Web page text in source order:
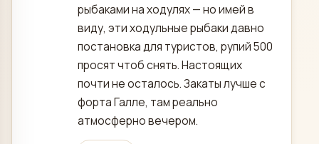
рыбаками на ходулях — но имей в
виду, эти ходульные рыбаки давно
постановка для туристов, рупий 500
просят чтоб снять. Настоящих
почти не осталось. Закаты лучше с
форта Галле, там реально
атмосферно вечером.